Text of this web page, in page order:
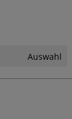
Auswahl